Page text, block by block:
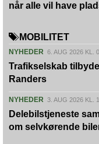
når alle vil have
MOBILITET
NYHEDER 6. AUG 2026 KL.
Trafikselskab
Randers
NYHEDER 3. AUG 2026 KL.
Delebilstjeneste
om selvkørende